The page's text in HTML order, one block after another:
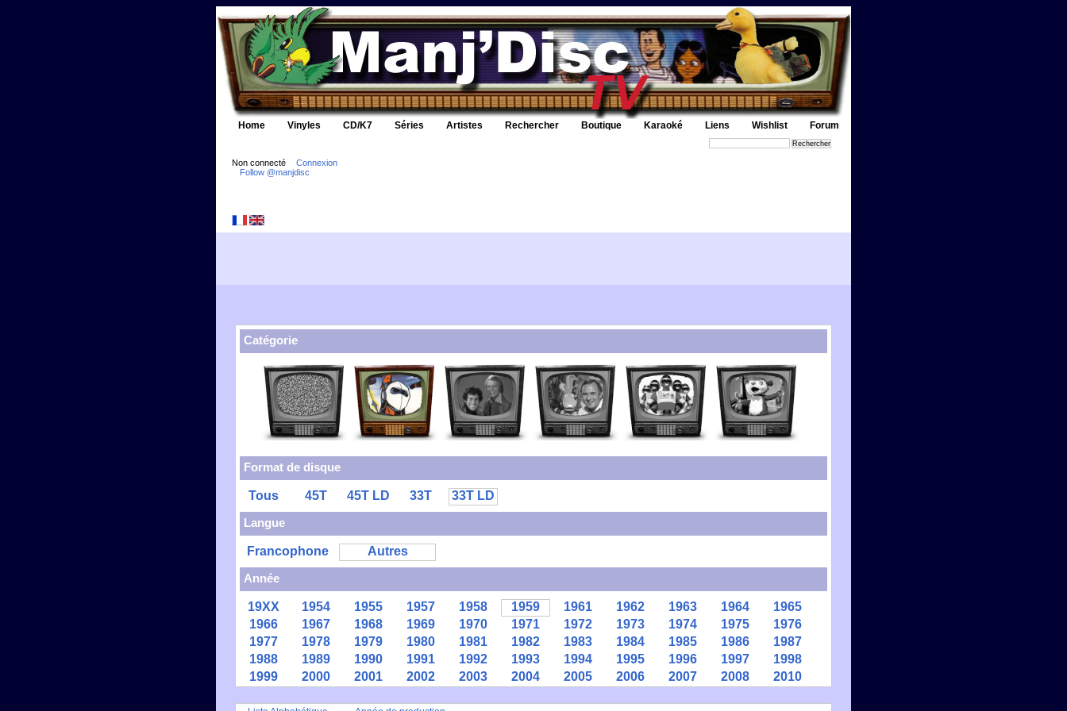
Home Vinyles CD/K7 Séries Artistes Rechercher Boutique Karaoké Liens Wishlist Forum
Non connecté
Connexion
Follow @manjdisc
Catégorie
Format de disque
Tous 45T 45T LD 33T
33T LD
Langue
Francophone
Autres
Année
19XX 1954 1955 1957 1958 1959 1961 1962 1963 1964
1965
1966
1967 1968 1969 1970 1971 1972 1973 1974 1975
1976
1977
1978 1979 1980 1981 1982 1983 1984 1985 1986
1987
1988
1989 1990 1991 1992 1993 1994 1995 1996 1997
1998
1999
2000 2001 2002 2003 2004 2005 2006 2007 2008 2010